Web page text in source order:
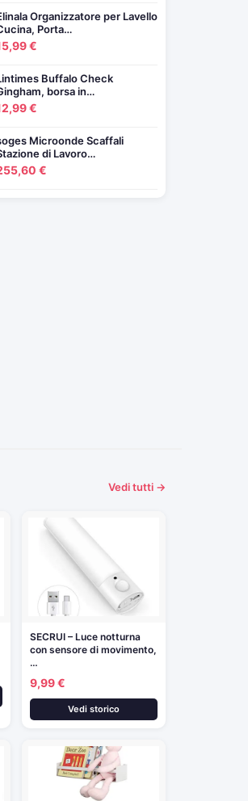
Organizzatore per Lavello
Porta…
€
Buffalo Check
borsa in…
€
Microonde Scaffali
di Lavoro…
€
Vedi tutti →
SECRUI – Luce notturna
con sensore di movimento,
…
9,99 €
Vedi storico